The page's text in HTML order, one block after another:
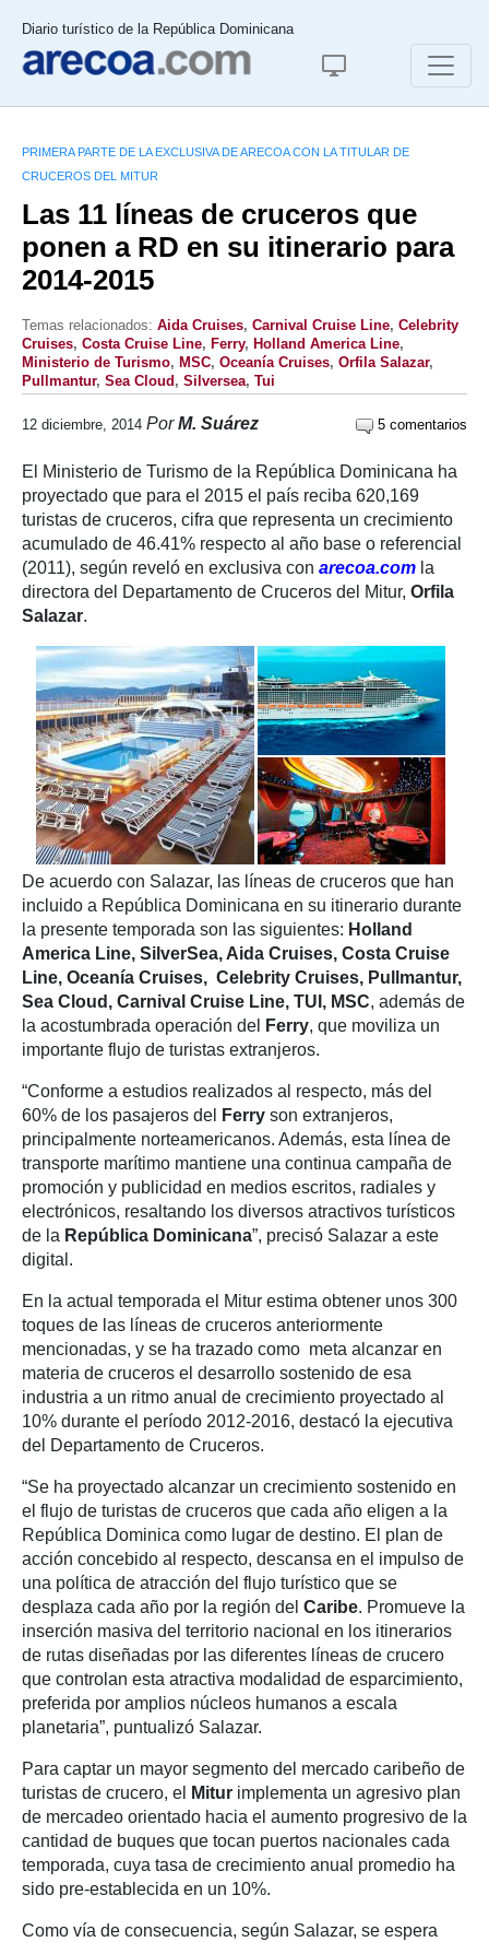
Diario turístico de la República Dominicana
PRIMERA PARTE DE LA EXCLUSIVA DE ARECOA CON LA TITULAR DE
CRUCEROS DEL MITUR
Las 11 líneas de cruceros que
ponen a RD en su itinerario para
2014-2015
Temas relacionados: Aida Cruises, Carnival Cruise Line, Celebrity
Cruises, Costa Cruise Line, Ferry, Holland America Line,
Ministerio de Turismo, MSC, Oceanía Cruises, Orfila Salazar,
Pullmantur, Sea Cloud , Silversea, Tui
12 diciembre, 2014 PorM. Suárez 5 comentarios
El Ministerio de Turismo de la República Dominicana ha
proyectado que para el 2015 el país reciba 620,169
turistas de cruceros, cifra que representa un crecimiento
acumulado de 46.41% respecto al año base o referencial
(2011), según reveló en exclusiva con arecoa.com la
directora del Departamento de Cruceros del Mitur, Orfila
Salazar.
De acuerdo con Salazar, las líneas de cruceros que han
incluido a República Dominicana en su itinerario durante
la presente temporada son las siguientes: Holland
America Line, SilverSea, Aida Cruises, Costa Cruise
Line, Oceanía Cruises, Celebrity Cruises, Pullmantur,
Sea Cloud, Carnival Cruise Line, TUI, MSC, además de
la acostumbrada operación del
Ferry, que moviliza un
importante flujo de turistas extranjeros.
“Conforme a estudios realizados al respecto, más del
60% de los pasajeros del
Ferry son extranjeros,
principalmente norteamericanos. Además, esta línea de
transporte marítimo mantiene una continua campaña de
promoción y publicidad en medios escritos, radiales y
electrónicos, resaltando los diversos atractivos turísticos
de la República Dominicana”, precisó Salazar a este
digital.
En la actual temporada el Mitur estima obtener unos 300
toques de las líneas de cruceros anteriormente
mencionadas, y se ha trazado como meta alcanzar en
materia de cruceros el desarrollo sostenido de esa
industria a un ritmo anual de crecimiento proyectado al
10% durante el período 2012-2016, destacó la ejecutiva
del Departamento de Cruceros.
“Se ha proyectado alcanzar un crecimiento sostenido en
el flujo de turistas de cruceros que cada año eligen a la
República Dominica como lugar de destino. El plan de
acción concebido al respecto, descansa en el impulso de
una política de atracción del flujo turístico que se
desplaza cada año por la región del Caribe. Promueve la
inserción masiva del territorio nacional en los itinerarios
de rutas diseñadas por las diferentes líneas de crucero
que controlan esta atractiva modalidad de esparcimiento,
preferida por amplios núcleos humanos a escala
planetaria”, puntualizó Salazar.
Para captar un mayor segmento del mercado caribeño de
turistas de crucero, el
Mitur implementa un agresivo plan
de mercadeo orientado hacia el aumento progresivo de la
cantidad de buques que tocan puertos nacionales cada
temporada, cuya tasa de crecimiento anual promedio ha
sido pre-establecida en un 10%.
Como vía de consecuencia, según Salazar, se espera